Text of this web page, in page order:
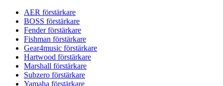
AER förstärkare
BOSS förstärkare
Fender förstärkare
Fishman förstärkare
Gear4music förstärkare
Hartwood förstärkare
Marshall förstärkare
Subzero förstärkare
Yamaha förstärkare